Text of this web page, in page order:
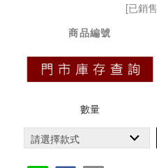
[已銷
商品編號
數量